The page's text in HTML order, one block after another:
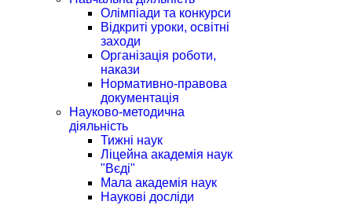
Олімпіади та конкурси
Відкриті уроки, освітні
заходи
Організація роботи,
накази
Нормативно-правова
документація
Науково-методична
діяльність
Тижні наук
Ліцейна академія наук
"Вєді"
Мала академія наук
Наукові досліди